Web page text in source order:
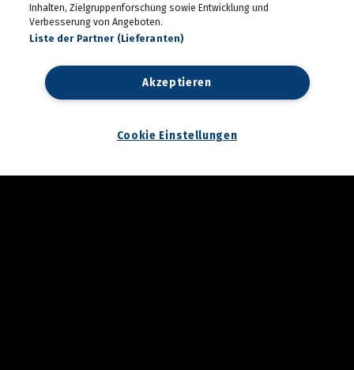
Inhalten, Zielgruppenforschung sowie Entwicklung und
Verbesserung von Angeboten.
Liste der Partner (Lieferanten)
Akzeptieren
Cookie Einstellungen